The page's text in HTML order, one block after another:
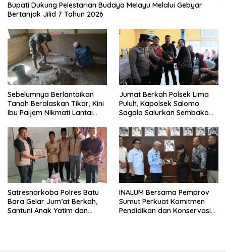
Bupati Dukung Pelestarian Budaya Melayu Melalui Gebyar
Bertanjak Jilid 7 Tahun 2026
Sebelumnya Berlantaikan
Tanah Beralaskan Tikar, Kini
Ibu Paijem Nikmati Lantai
Satgas TMMD Ke-129 Kodim
0208/Asahan
Jumat Berkah Polsek Lima
Puluh, Kapolsek Salomo
Sagala Salurkan Sembako
Gambus
Satresnarkoba Polres Batu
Bara Gelar Jum’at Berkah,
Santuni Anak Yatim dan
INALUM Bersama Pemprov
Sumut Perkuat Komitmen
Pendidikan dan Konservasi